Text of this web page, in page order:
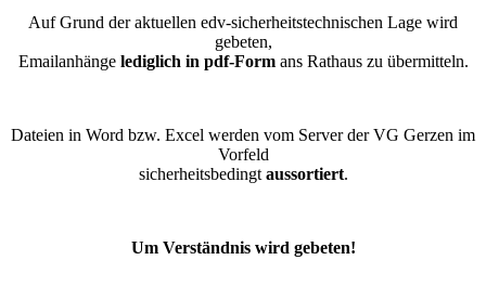
Auf Grund der aktuellen edv-sicherheitstechnischen Lage wird
gebeten,
Emailanhänge lediglich in pdf-Formans Rathaus zu übermitteln.
Dateien in Word bzw. Excel werden vom Server der VG Gerzen im
Vorfeld
sicherheitsbedingt aussortiert.
Um Verständnis wird gebeten!